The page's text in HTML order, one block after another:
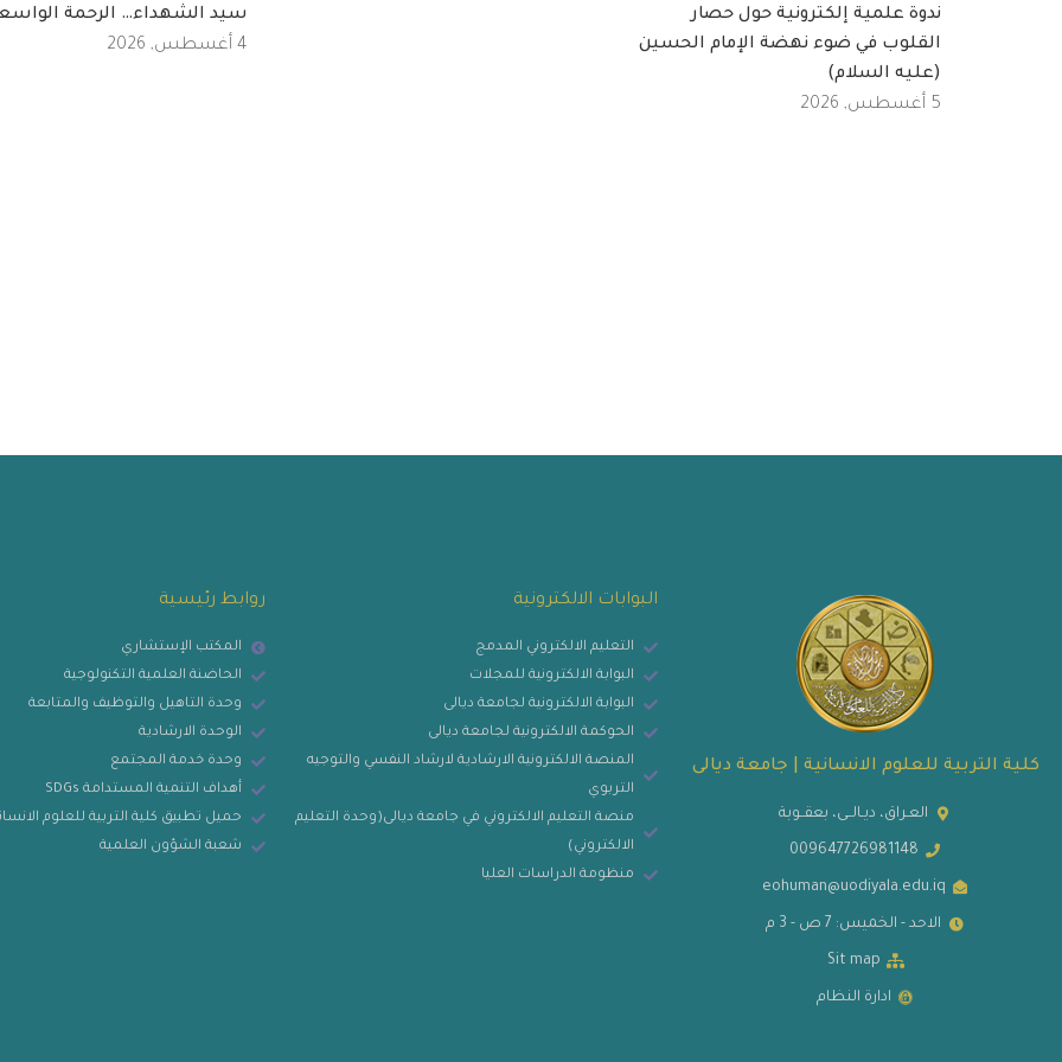
ندوة علمية إلكترونية حول حصار
القلوب في ضوء نهضة الإمام الحسين
(عليه السلام)
5 أغسطس, 2026
سيد الشهداء… الرحمة
4 أغسطس, 2026
كلية التربية للعلوم الانسانية | جامعة ديالى
العـراق، ديـالــى، بعقــوبة
009647726981148
eohuman@uodiyala.edu.iq
الاحد - الخميس: 7 ص - 3 م
Sit map
ادارة النظام
البوابات الالكترونية
التعليم الالكتروني المدمج
البوابة الالكترونية للمجلات
البوابة الالكترونية لجامعة ديالى
الحوكمة الالكترونية لجامعة ديالى
المنصة الالكترونية الارشادية لارشاد النفسي والتوجيه
التربوي
منصة التعليم الالكتروني في جامعة ديالى(وحدة التعليم
الالكتروني)
منظومة الدراسات العليا
روابط رئيسية
المكتب الإستشاري
الحاضنة العلمية التكنولوجية
وحدة التاهيل والتوظيف والمتابعة
الوحدة الارشادية
وحدة خدمة المجتمع
أهداف التنمية المستدامة SDGs
حميل تطبيق كلية التربية للعلوم
شعبة الشؤون العلمية